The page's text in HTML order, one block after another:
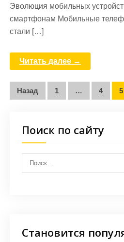
Эволюция мобильных
смартфонам Мобильные
стали […]
Читать далее →
Пагинация
записей
Назад 1 … 4 5
Поиск по сайту
Становится